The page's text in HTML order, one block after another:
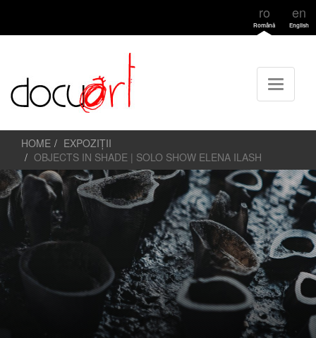
ro
Română
en
English
HOME
EXPOZIȚII
OBJECTS IN SHADE | SOLO SHOW ELENA ILASH